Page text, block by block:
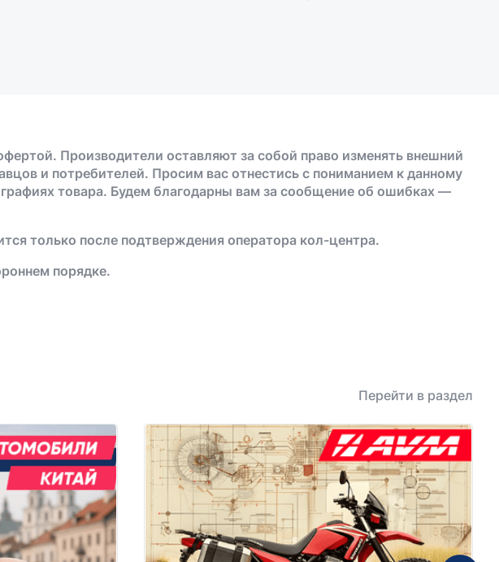
Производители оставляют за собой право изменять внешний
и потребителей. Просим вас отнестись с пониманием к данному
товара. Будем благодарны вам за сообщение об ошибках —
только после подтверждения оператора кол-центра.
порядке.
Перейти в раздел